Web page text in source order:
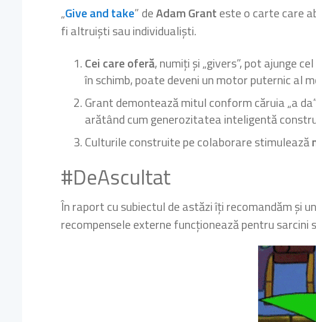
„Give and take” deAdam Granteste o carte care
fi altruiști sau individualiști.
Cei care oferă, numiți și „givers”, pot ajunge
în schimb, poate deveni un motor puternic al
Grant demontează mitul conform căruia „a
arătând cum generozitatea inteligentă
Culturile construite pe colaborare stimulează
#DeAscultat
În raport cu subiectul de astăzi îți recomandăm și un
recompensele externe funcționează pentru